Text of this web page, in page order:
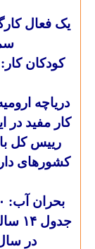
یک فعال
کودکان
دریاچه ارومیه در
کار مفید در ایران به ۴۵
رییس کل
کشورهای
بحران آب: ۵۰۰ شهر کشور دچار تنش آبی است
در سال ۹۳ چند دلار حقوق